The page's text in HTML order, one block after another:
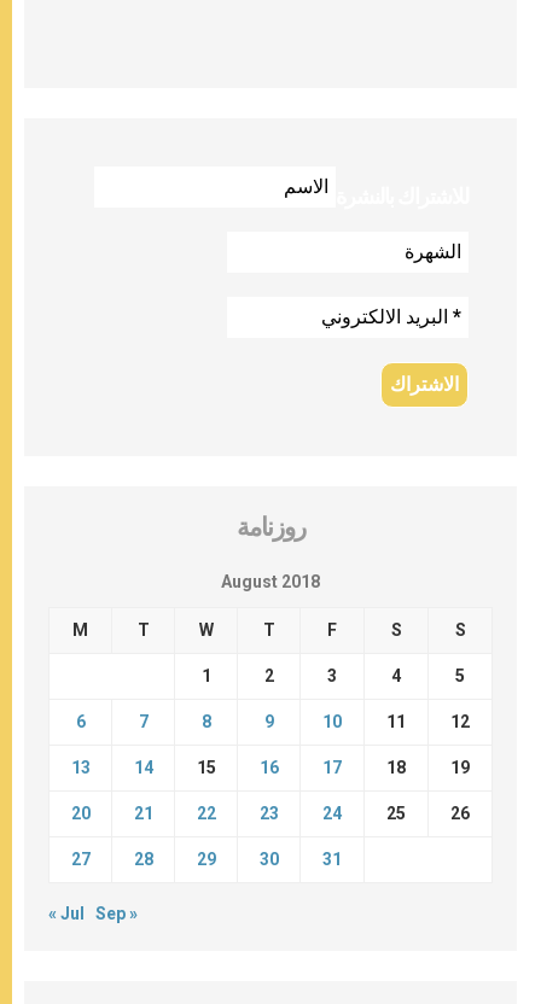
روزنامة
August 2018
M T W T F S S
1 2 3 4 5
6 7 8 9 10 11 12
13 14 15 16 17 18 19
20 21 22 23 24 25 26
27 28 29 30 31
« Jul Sep »